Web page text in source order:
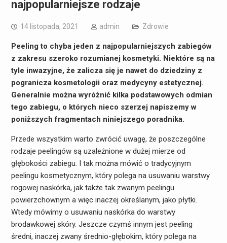
najpopularniejsze rodzaje
14 listopada, 2021 admin Zdrowie
Peeling to chyba jeden z najpopularniejszych zabiegów
z zakresu szeroko rozumianej kosmetyki. Niektóre są na
tyle inwazyjne, że zalicza się je nawet do dziedziny z
pogranicza kosmetologii oraz medycyny estetycznej.
Generalnie można wyróżnić kilka podstawowych odmian
tego zabiegu, o których nieco szerzej napiszemy w
poniższych fragmentach niniejszego poradnika.
Przede wszystkim warto zwrócić uwagę, że poszczególne
rodzaje peelingów są uzależnione w dużej mierze od
głębokości zabiegu. I tak można mówić o tradycyjnym
peelingu kosmetycznym, który polega na usuwaniu warstwy
rogowej naskórka, jak także tak zwanym peelingu
powierzchownym a więc inaczej określanym, jako płytki.
Wtedy mówimy o usuwaniu naskórka do warstwy
brodawkowej skóry. Jeszcze czymś innym jest peeling
średni, inaczej zwany średnio-głębokim, który polega na